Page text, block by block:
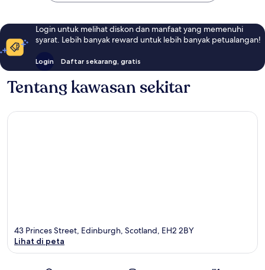
Login untuk melihat diskon dan manfaat yang memenuhi
syarat. Lebih banyak reward untuk lebih banyak petualangan!
Login Daftar sekarang, gratis
Tentang kawasan sekitar
43 Princes Street, Edinburgh, Scotland, EH2 2BY
Lihat di peta